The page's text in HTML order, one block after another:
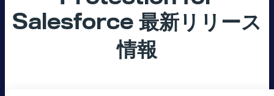
Salesforce 最新リリース
情報